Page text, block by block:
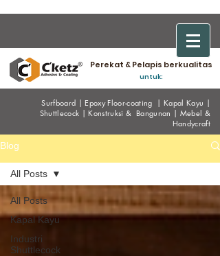
Perekat & Pelapis berkualitas
untuk:
Surfboard |EpoxyFloor-coating |Kapal Kayu |
Shuttlecock |Konstruksi & Bangunan | Mebel &
Handycraft
Blog
All Posts
Kapal Kayu
Industri
Shuttlecock
All Posts